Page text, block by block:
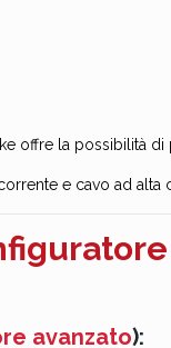
offre la possibilità
e cavo ad
avanzato):